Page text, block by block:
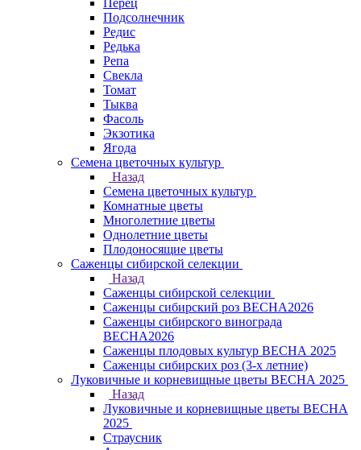
Перец
Подсолнечник
Редис
Редька
Репа
Свекла
Томат
Тыква
Фасоль
Экзотика
Ягода
Семена цветочных культур
Назад
Семена цветочных культур
Комнатные цветы
Многолетние цветы
Однолетние цветы
Плодоносящие цветы
Саженцы сибирской селекции
Назад
Саженцы сибирской селекции
Саженцы сибирский роз ВЕСНА2026
Саженцы сибирского винограда
ВЕСНА2026
Саженцы плодовых культур ВЕСНА 2025
Саженцы сибирских роз (3-х летние)
Луковичные и корневищные цветы ВЕСНА 2025
Назад
Луковичные и корневищные цветы ВЕСНА
2025
Страусник